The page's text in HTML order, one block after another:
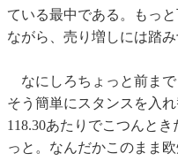
ている最中である。もっ
ながら、売り増しには踏み
なにしろちょっと前まで
そう簡単にスタンスを入
118.30あたりでこつんと
っと。なんだかこのまま